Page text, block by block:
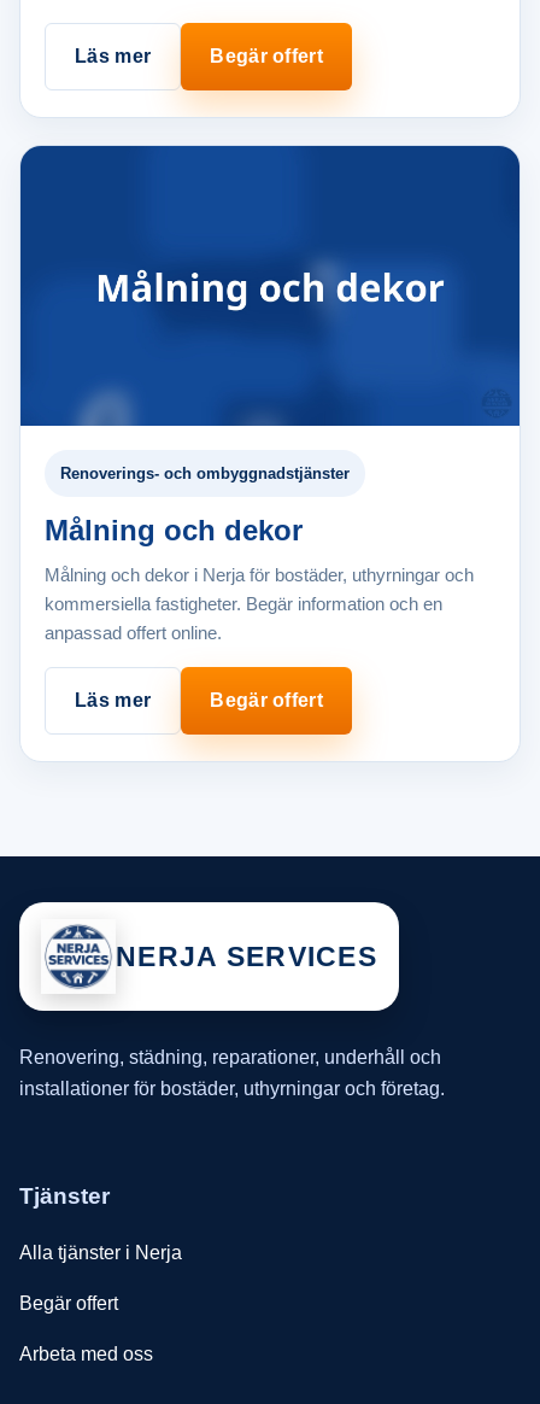
Läs mer Begär offert
Renoverings- och ombyggnadstjänster
Målning och dekor
Målning och dekor i Nerja för bostäder, uthyrningar och
kommersiella fastigheter. Begär information och en
anpassad offert online.
Läs mer Begär offert
NERJA SERVICES
Renovering, städning, reparationer, underhåll och
installationer för bostäder, uthyrningar och företag.
Tjänster
Alla tjänster i Nerja
Begär offert
Arbeta med oss